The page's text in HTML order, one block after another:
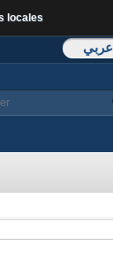
locales
عربي
de